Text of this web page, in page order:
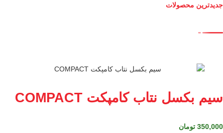
جدیدترین محصولات
سیم بکسل نتاب کامپکت COMPACT
350,000 تومان